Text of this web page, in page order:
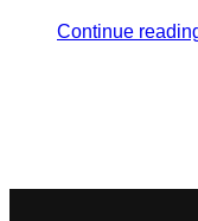
Continue